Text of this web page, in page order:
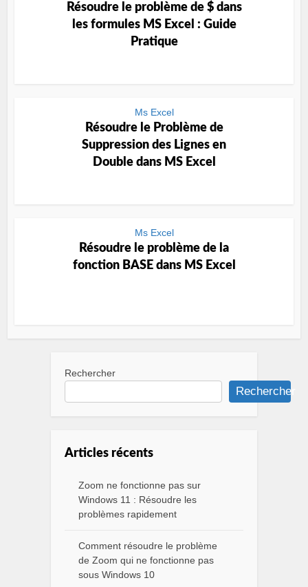
Résoudre le problème de $ dans
les formules MS Excel : Guide
Pratique
Ms Excel
Résoudre le Problème de
Suppression des Lignes en
Double dans MS Excel
Ms Excel
Résoudre le problème de la
fonction BASE dans MS Excel
Rechercher
Rechercher
Articles récents
Zoom ne fonctionne pas sur
Windows 11 : Résoudre les
problèmes rapidement
Comment résoudre le problème
de Zoom qui ne fonctionne pas
sous Windows 10